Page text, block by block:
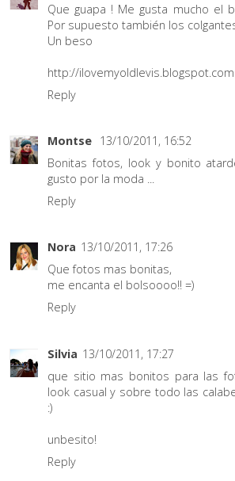
Que guapa ! Me gusta mucho el
Por supuesto también los
Un beso
http://ilovemyoldlevis.blogspot.com
Reply
Montse 13/10/2011, 16:52
Bonitas fotos, look y bonito
gusto por la moda ...
Reply
Nora 13/10/2011, 17:26
Que fotos mas bonitas,
me encanta el bolsoooo!! =)
Reply
Silvia 13/10/2011, 17:27
que sitio mas bonitos para las
look casual y sobre todo las
:)
unbesito!
Reply